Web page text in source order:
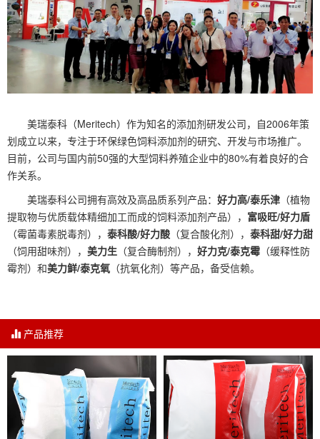
美瑞泰科（Meritech）作为知名的添加剂研发公司，自2006年策
划成立以来，专注于环保绿色饲料添加剂的研究、开发与市场推广。
目前，公司与国内前50强的大型饲料养殖企业中的80%有着良好的合
作关系。
美瑞泰科公司拥有高效及高品质系列产品： 好力高/泰乐津 （植物
提取物与优质载体精细加工而成的饲料添加剂产品）， 富吸旺/好力盾
（霉菌毒素脱毒剂）， 泰科酸/好力酸 （复合酸化剂）， 泰科甜/好力甜
（饲用甜味剂）， 美力生 （复合酶制剂）， 好力克/泰克霉 （缓释性防
霉剂）和美力鲜/泰克氧 （抗氧化剂）等产品，备受信赖。
产品推荐